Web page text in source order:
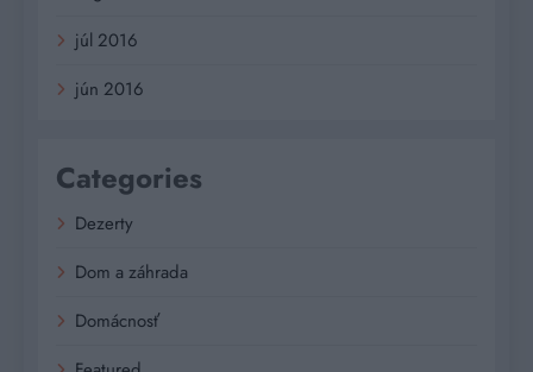
júl 2016
jún 2016
Categories
Dezerty
Dom a záhrada
Domácnosť